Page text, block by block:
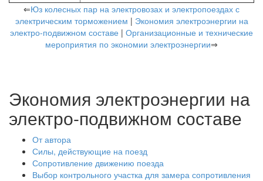
⇐Юз колесных пар на электровозах и электропоездах с
электрическим торможением | Экономия электроэнергии на
электро-подвижном составе | Организационные и технические
мероприятия по экономии электроэнергии⇒
Экономия электроэнергии на
электро-подвижном составе
От автора
Силы, действующие на поезд
Сопротивление движению поезда
Выбор контрольного участка для замера сопротивления